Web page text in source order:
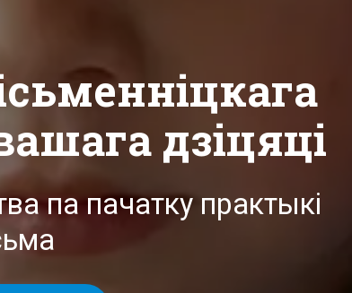
дзіцяці
па пачатку практыкі